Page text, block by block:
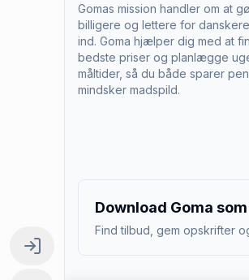
Log ind
Gomas mission handler om at
billigere og lettere for
ind. Goma hjælper dig med at
bedste priser og planlægge
måltider, så du både sparer
mindsker madspild.
Download Goma
Find tilbud, gem opskrifter